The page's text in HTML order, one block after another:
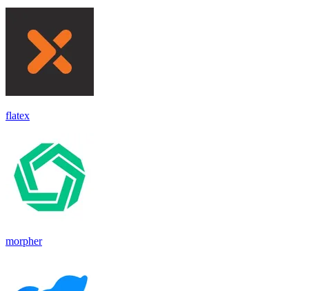
flatex
morpher